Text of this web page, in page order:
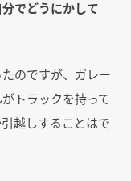
でどうにかして
のですが、ガレー
トラックを持って
越しすることはで